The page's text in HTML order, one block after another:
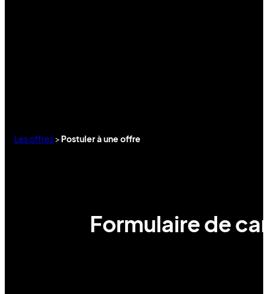
Les offres> Postuler à une offre
Formulaire de